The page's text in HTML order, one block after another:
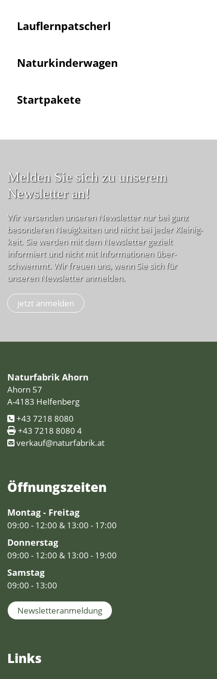
Lauflern­patscherl
Natur­kinder­wagen
Startpakete
Melden Sie sich zu unserem
Newsletter an!
Wir versenden unseren Newsletter nur bei ganz
besonderen Neuig­keiten und nicht bei jeder Kleinig­
keit. Sie werden mit dem Newsletter gezielt
informiert und nicht mit Informationen über­
schwemmt. Wir freuen uns, wenn Sie sich für
unseren Newsletter anmelden.
jetzt anmelden
Naturfabrik Ahorn
Ahorn 57
A-4183 Helfenberg
+43 7218 8080
+43 7218 8080 4
verkauf@naturfabrik.at
Öffnungs­zeiten
Montag - Freitag
09:00 - 12:00 & 13:00 - 17:00
Donnerstag
09:00 - 12:00 & 13:00 - 19:00
Samstag
09:00 - 13:00
Newsletteranmeldung
Links